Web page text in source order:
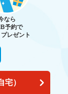
なら
予約で
レゼント
）